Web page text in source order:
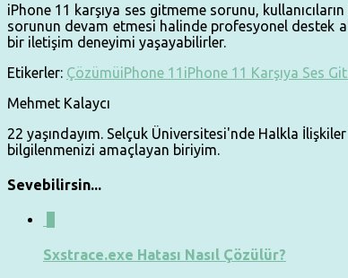
iPhone 11 karşıya ses gitmeme sorunu,
sorunun devam etmesi halinde profesyonel destek
bir iletişim deneyimi yaşayabilirler.
Etikerler: ÇözümüiPhone 11 iPhone 11 Karşıya Ses
Mehmet Kalaycı
22 yaşındayım. Selçuk Üniversitesi'nde Halkla
bilgilenmenizi amaçlayan biriyim.
Sevebilirsin...
Sxstrace.exe Hatası Nasıl Çözülür?